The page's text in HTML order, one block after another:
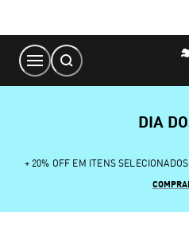
Content
DIA
+ 20% OFF EM ITENS